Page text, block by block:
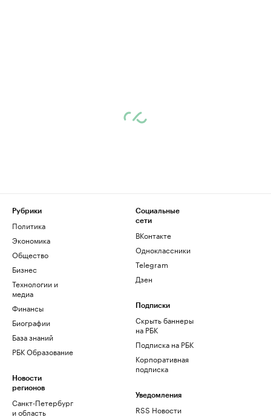
Рубрики
Политика
Экономика
Общество
Бизнес
Технологии и
медиа
Финансы
Биографии
База знаний
РБК Образование
Новости
регионов
Санкт-Петербург
и область
Социальные
сети
ВКонтакте
Одноклассники
Telegram
Дзен
Подписки
Скрыть баннеры
на РБК
Подписка на РБК
Корпоративная
подписка
Уведомления
RSS Новости